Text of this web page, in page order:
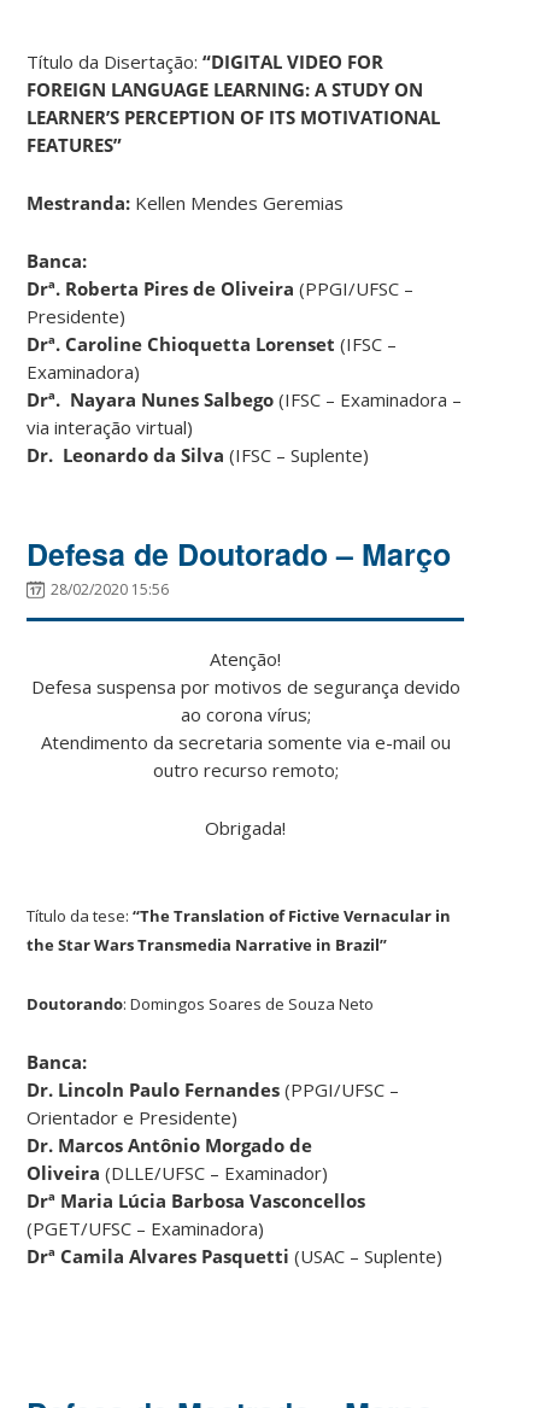
Título da Disertação:“DIGITAL VIDEO FOR
FOREIGN LANGUAGE LEARNING: A STUDY ON
LEARNER’S PERCEPTION OF ITS MOTIVATIONAL
FEATURES”
Mestranda: Kellen Mendes Geremias
Banca:
Drª. Roberta Pires de Oliveira(PPGI/UFSC –
Presidente)
Drª. Caroline Chioquetta Lorenset(IFSC –
Examinadora)
Drª. Nayara Nunes Salbego(IFSC – Examinadora –
via interação virtual)
Dr. Leonardo da Silva(IFSC – Suplente)
Defesa de Doutorado – Março
28/02/2020 15:56
Atenção!
Defesa suspensa por motivos de segurança devido
ao corona vírus;
Atendimento da secretaria somente via e-mail ou
outro recurso remoto;
Obrigada!
Título da tese:“The Translation of Fictive Vernacular in
the Star Wars Transmedia Narrative in Brazil”
Doutorando: Domingos Soares de Souza Neto
Banca:
Dr. Lincoln Paulo Fernandes (PPGI/UFSC –
Orientador e Presidente)
Dr. Marcos Antônio Morgado de
Oliveira(DLLE/UFSC – Examinador)
Drª Maria Lúcia Barbosa Vasconcellos
(PGET/UFSC – Examinadora)
Drª Camila Alvares Pasquetti(USAC – Suplente)